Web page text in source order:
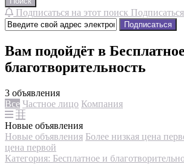
Подписаться на этот поиск Подписаться
Подписаться
Вам подойдёт в
благотворительность
3 объявления
Все Частное лицо Компания
Новые объявления
Новые объявления Более низкая цена
цена первой
Категория: Бесплатное и